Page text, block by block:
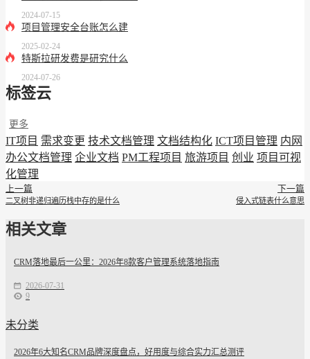
2024-07-15
项目管理安全台账怎么建
2025-02-24
特斯拉研发费是研究什么
2024-07-26
标签云
更多
IT项目 需求变更 技术文档管理 文档结构化 ICT项目管理 内网
办公文档管理 企业文档 PM工程项目 旅游项目 创业 项目可视
化管理
上一篇
二叉树非递归遍历栈中存的是什么
下一篇
侵入式链表什么意思
相关文章
CRM落地最后一公里：2026年8款客户管理系统落地指南
2026-07-31
9
未分类
2026年6大知名CRM品牌深度盘点，好用度与综合实力汇总测评